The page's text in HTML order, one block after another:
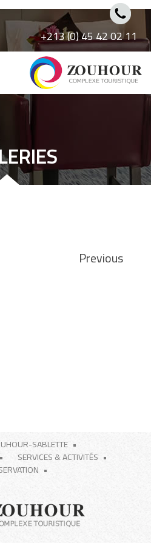
11 02 42 45 (0) 213+
المقالات
Previous
SABLETTE
SERVICES & ACTIVITÉS